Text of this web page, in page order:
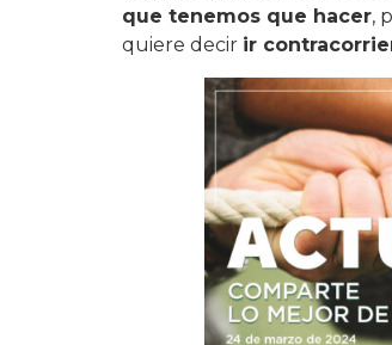
que tenemos que hacer,
quiere decir ir